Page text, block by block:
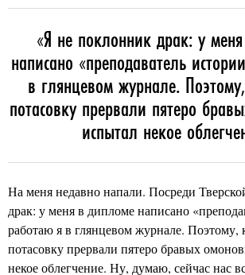
«Я не поклонник драк: у
написано «преподаватель
в глянцевом журнале.
потасовку прервали пятеро
испытал некое
На меня недавно напали. Посреди
драк: у меня в дипломе написано
работаю я в глянцевом журнале. Поэтому,
потасовку прервали пятеро бравых
некое облегчение. Ну, думаю, сейчас нас